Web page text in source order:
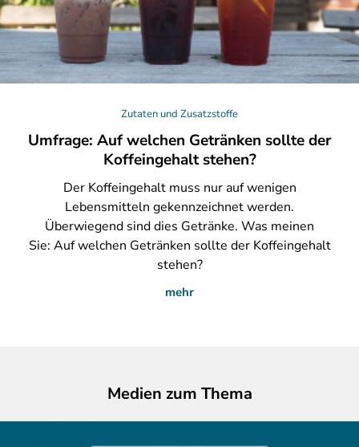
Zutaten und Zusatzstoffe
Umfrage: Auf welchen Getränken sollte der
Koffeingehalt stehen?
DerKoffeingehalt muss nur auf wenigen
Lebensmitteln gekennzeichnet werden.
Überwiegend sind dies Getränke. Was meinen
Sie: Auf welchen Getränken sollte der Koffeingehalt
stehen?
mehr
Medien zum Thema